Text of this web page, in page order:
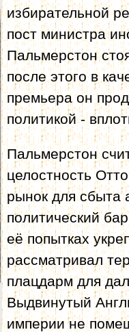
избирательной
пост министра
Пальмерстон
после этого в
премьера он
политикой -
Пальмерстон
целостность
рынок для сбыта
политический
её попытках
рассматривал
плацдарм для
Выдвинутый
империи не